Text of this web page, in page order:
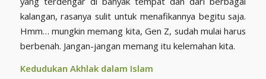
kalangan, rasanya sulit untuk menafikannya begitu saja.
Hmm… mungkin memang kita, Gen Z, sudah mulai harus
berbenah. Jangan-jangan memang itu kelemahan kita.
Kedudukan Akhlak dalam Islam